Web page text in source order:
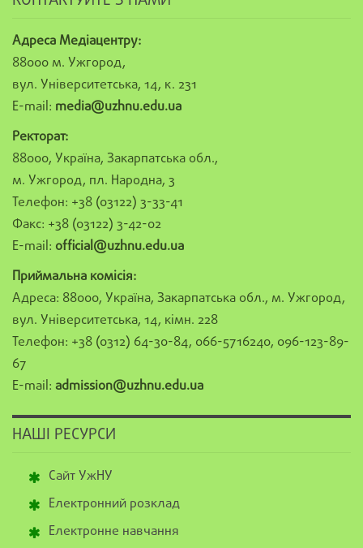
Адреса Медіацентру:
88000 м. Ужгород,
вул. Університетська, 14, к. 231
E-mail: media@uzhnu.edu.ua
Ректорат:
88000, Україна, Закарпатська обл.,
м. Ужгород, пл. Народна, 3
Телефон: +38 (03122) 3-33-41
Факс: +38 (03122) 3-42-02
E-mail: official@uzhnu.edu.ua
Приймальна комісія:
Адреса: 88000, Україна, Закарпатська обл., м. Ужгород,
вул. Університетська, 14, кімн. 228
Телефон: +38 (0312) 64-30-84, 066-5716240, 096-123-89-
67
E-mail: admission@uzhnu.edu.ua
НАШІ РЕСУРСИ
Сайт УжНУ
Електронний розклад
Електронне навчання